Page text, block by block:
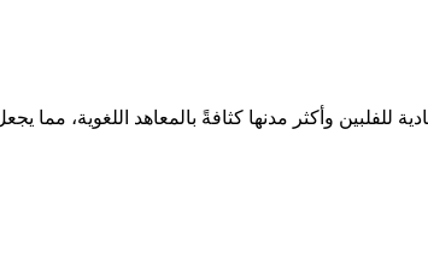
وأكثر مدنها كثافةً بالمعاهد اللغوية، مما